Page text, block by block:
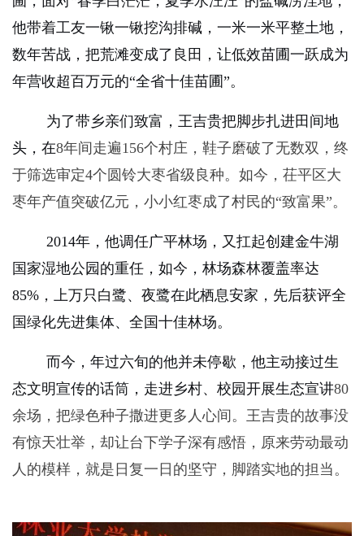
他带着工友一锹一锹挖沟排碱，一米一米平整土地，
数年苦战，把荒滩变成了良田，让低效苗圃一跃成为
年营收超百万元的“全省十佳苗圃”。
为了带乡亲们致富，王吉贵把脚步扎进田间地
头，在8年间走遍156个村庄，鞋子磨破了无数双，终
于筛选审定4个圆铃大枣省级良种。如今，茌平区大
枣年产值突破亿元，小小红枣成了村民的“致富果”。
2014年，他调任广平林场，又扛起创建金牛湖
国家湿地公园的重任，如今，林场森林覆盖率达
85% ，上万只白鹭、夜鹭在此栖息安家，先后获评全
国绿化先进集体、全国十佳林场。
而今，年过六旬的他并未停歇，他主动接过生
态文明宣传的话筒，走进乡村、校园开展生态宣讲80
余场，把绿色种子撒进更多人心间。王吉贵的故事没
有惊天壮举，却让台下学子深有感悟，原来劳动最动
人的模样，就是日复一日的坚守，脚踏实地的担当。